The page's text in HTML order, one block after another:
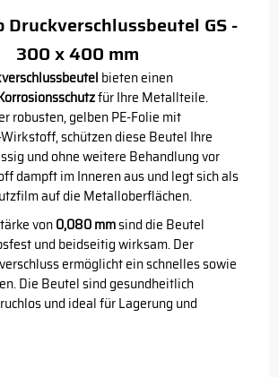
Druckverschlussbeutel GS -
300 x 400 mm
bieten einen
für Ihre Metallteile.
robusten, gelben PE-Folie mit
schützen diese Beutel Ihre
und ohne weitere Behandlung vor
dampft im Inneren aus und legt sich als
auf die Metalloberflächen.
von0,080 mmsind die Beutel
und beidseitig wirksam. Der
ermöglicht ein schnelles sowie
Die Beutel sind gesundheitlich
und ideal für Lagerung und